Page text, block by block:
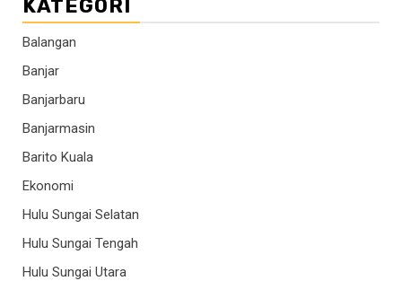
KATEGORI
Balangan
Banjar
Banjarbaru
Banjarmasin
Barito Kuala
Ekonomi
Hulu Sungai Selatan
Hulu Sungai Tengah
Hulu Sungai Utara